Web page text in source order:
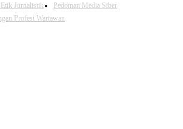
Jurnalistik
Pedoman Media Siber
Profesi Wartawan